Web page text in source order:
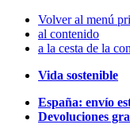
Volver al menú
al contenido
a la cesta de la
Vida sostenible
España: envío
Devoluciones